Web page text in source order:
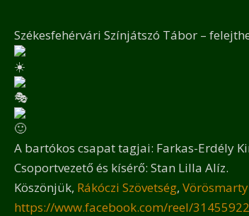
Székesfehérvári Színjátszó Tábor –
A bartókos csapat tagjai: Farkas-Erdély
Csoportvezető és kísérő: Stan Lilla Alíz.
Köszönjük, Rákóczi Szövetség,
https://www.facebook.com/reel/